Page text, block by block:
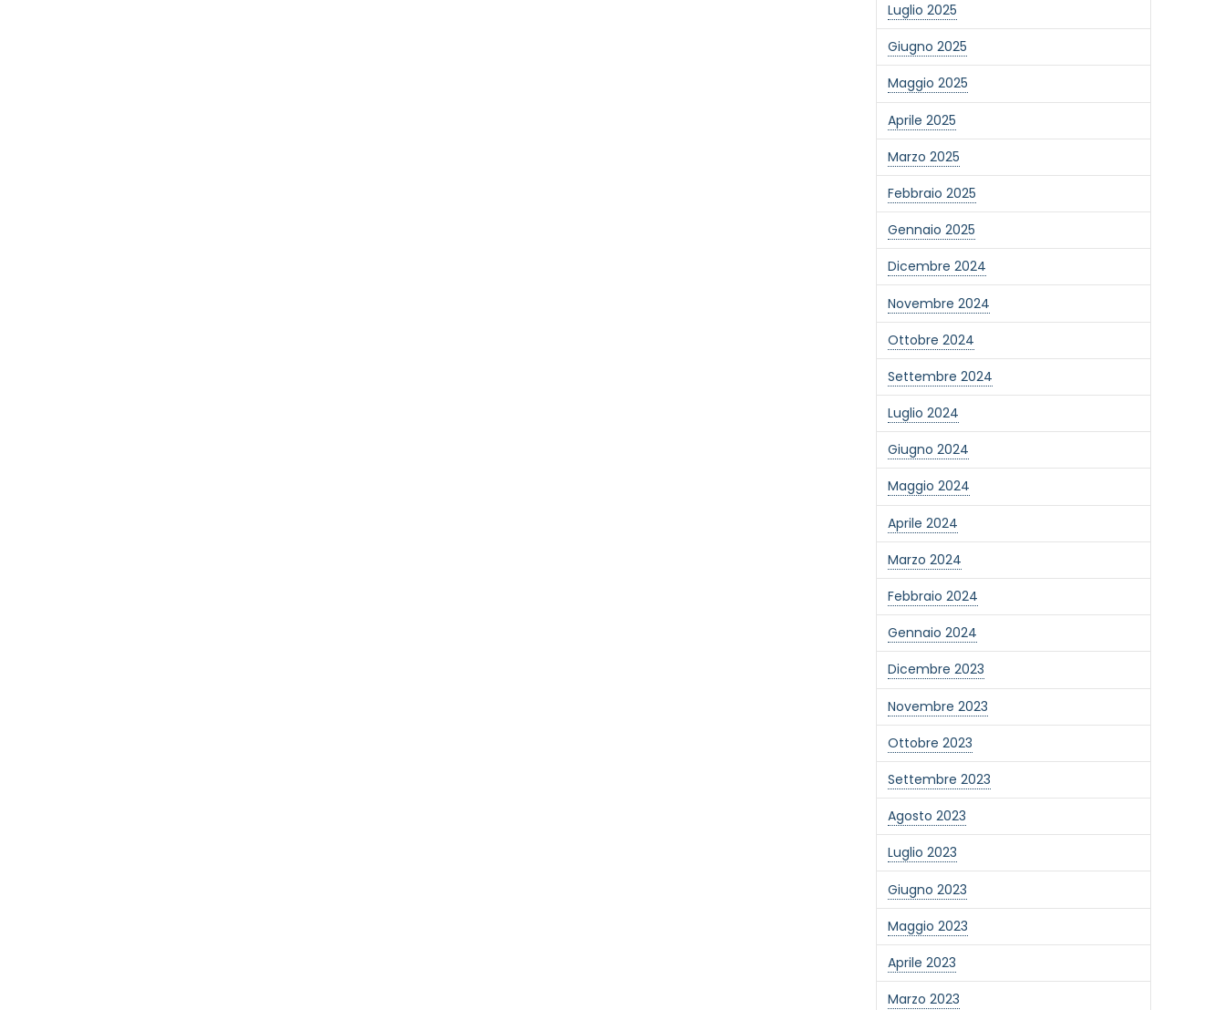
Luglio 2025
Giugno 2025
Maggio 2025
Aprile 2025
Marzo 2025
Febbraio 2025
Gennaio 2025
Dicembre 2024
Novembre 2024
Ottobre 2024
Settembre 2024
Luglio 2024
Giugno 2024
Maggio 2024
Aprile 2024
Marzo 2024
Febbraio 2024
Gennaio 2024
Dicembre 2023
Novembre 2023
Ottobre 2023
Settembre 2023
Agosto 2023
Luglio 2023
Giugno 2023
Maggio 2023
Aprile 2023
Marzo 2023
Desidero rimanere aggiornato sulle ultime novità dell'Associazione tramite l'iscrizione alla newsletter